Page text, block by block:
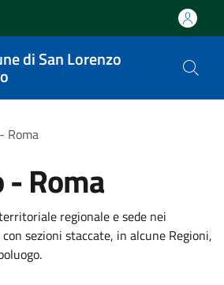
di San Lorenzo
Roma
- Roma
regionale e sede nei
sezioni staccate, in alcune Regioni,